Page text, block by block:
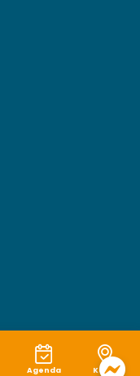
Agenda Karte